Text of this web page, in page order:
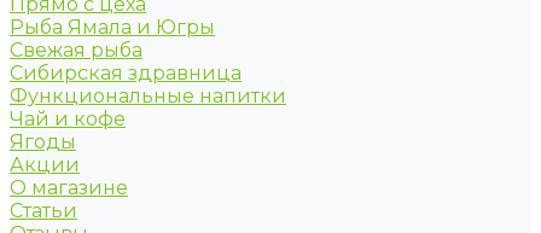
Рыба Ямала и Югры
Свежая рыба
Сибирская здравница
Функциональные напитки
Чай и кофе
Ягоды
Акции
О магазине
Статьи